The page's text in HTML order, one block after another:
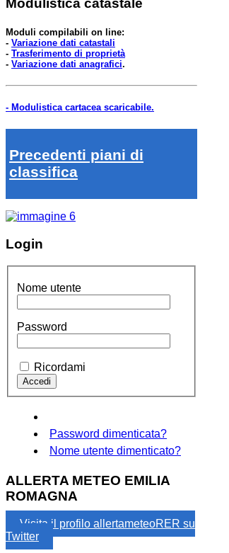
Modulistica catastale
Moduli compilabili on line:
- Variazione dati catastali
- Trasferimento di proprietà
- Variazione dati anagrafici.
- Modulistica cartacea scaricabile.
Precedenti piani di
classifica
Login
Nome utente
Password
Ricordami
Password dimenticata?
Nome utente dimenticato?
ALLERTA METEO EMILIA
ROMAGNA
Visita il profilo allertameteoRER su
Twitter